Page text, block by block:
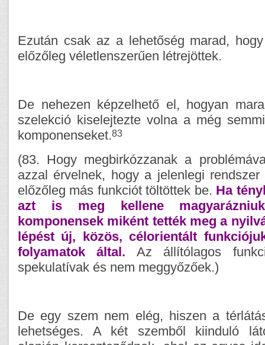
Ezután csak az a lehetőség marad,
előzőleg véletlenszerűen létrejöttek.
De nehezen képzelhető el, hogyan
szelekció kiselejtezte volna a még
komponenseket.83
(83. Hogy megbirkózzanak a
azzal érvelnek, hogy a jelenlegi rendszer
előzőleg más funkciót töltöttek be. Ha
azt is meg kellene
komponensek miként tették meg a
lépést új, közös, célorientált
folyamatok által. Az állítólagos
spekulatívak és nem meggyőzőek.)
De egy szem nem elég, hiszen a
lehetséges. A két szemből kiinduló